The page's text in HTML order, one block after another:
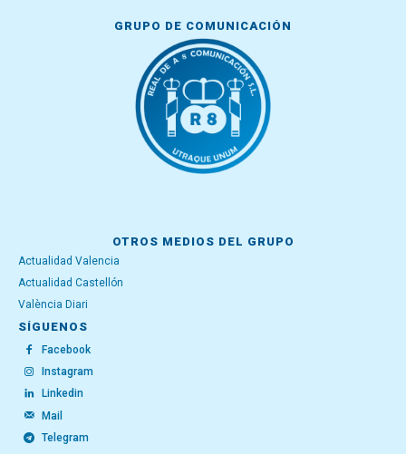
GRUPO DE COMUNICACIÓN
OTROS MEDIOS DEL GRUPO
Actualidad Valencia
Actualidad Castellón
València Diari
SÍGUENOS
Facebook
Instagram
Linkedin
Mail
Telegram